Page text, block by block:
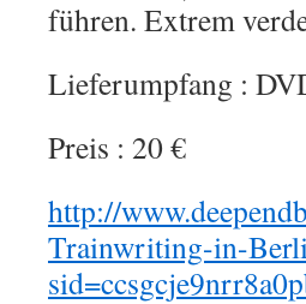
führen. Extrem
Lieferumpfang :
Preis : 20 €
http://
Trainwriting-in-